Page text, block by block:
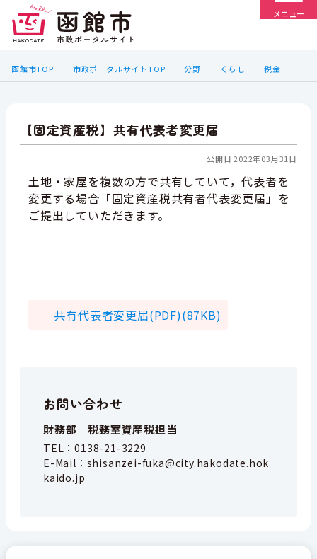
メニュー
函館市TOP 市政ポータルサイトTOP 分野 くらし 税金
【固定資産税】共有代表者変更届
公開日 2022年03月31日
土地・家屋を複数の方で共有していて，代表者を
変更する場合「固定資産税共有者代表変更届」を
ご提出していただきます。
共有代表者変更届(PDF)(87KB)
お問い合わせ
財務部 税務室資産税担当
TEL：0138-21-3229
E-Mail： shisanzei-fuka@city.hakodate.hok
kaido.jp